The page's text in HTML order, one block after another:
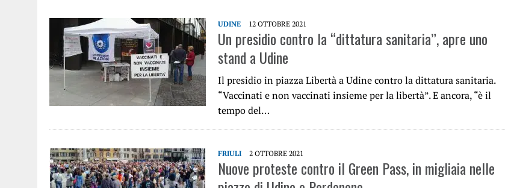
UDINE 12 OTTOBRE 2021
Un presidio contro la “dittatura sanitaria”, apre uno
stand a Udine
Il presidio in piazza Libertà a Udine contro la dittatura sanitaria.
“Vaccinati e non vaccinati insieme per la libertà”. E ancora, “è il
tempo del…
FRIULI 2 OTTOBRE 2021
Nuove proteste contro il Green Pass, in migliaia nelle